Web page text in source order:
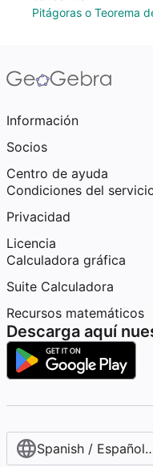
Pitágoras o Teorema
Información
Socios
Centro de ayuda
Condiciones del
Privacidad
Licencia
Calculadora gráfica
Suite Calculadora
Recursos matemáticos
Descarga aquí
Spanish / Español